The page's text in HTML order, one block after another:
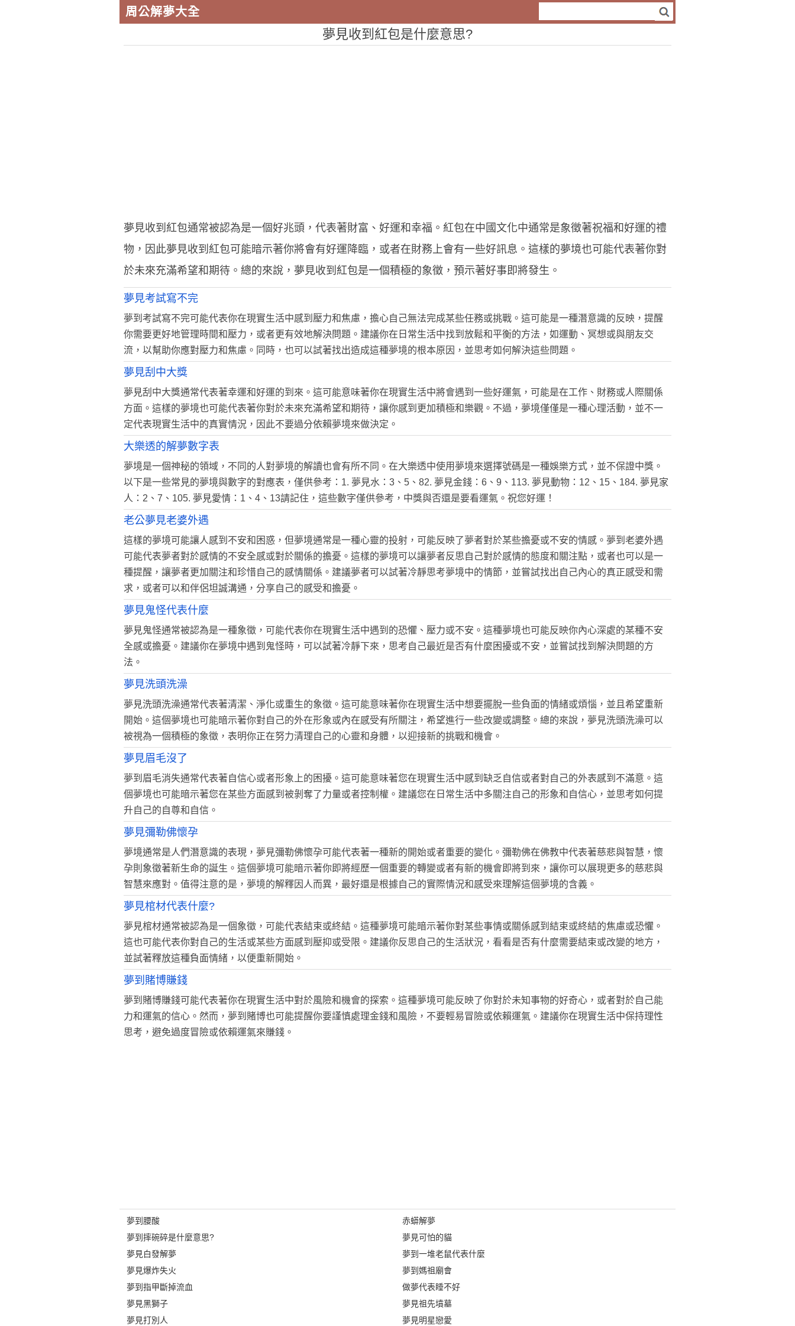
周公解夢大全
夢見收到紅包是什麼意思?
夢見收到紅包通常被認為是一個好兆頭，代表著財富、好運和幸福。紅包在中國文化中通常是象徵著祝福和好運的禮
物，因此夢見收到紅包可能暗示著你將會有好運降臨，或者在財務上會有一些好訊息。這樣的夢境也可能代表著你對
於未來充滿希望和期待。總的來說，夢見收到紅包是一個積極的象徵，預示著好事即將發生。
夢見考試寫不完
夢到考試寫不完可能代表你在現實生活中感到壓力和焦慮，擔心自己無法完成某些任務或挑戰。這可能是一種潛意識的反映，提醒
你需要更好地管理時間和壓力，或者更有效地解決問題。建議你在日常生活中找到放鬆和平衡的方法，如運動、冥想或與朋友交
流，以幫助你應對壓力和焦慮。同時，也可以試著找出造成這種夢境的根本原因，並思考如何解決這些問題。
夢見刮中大獎
夢見刮中大獎通常代表著幸運和好運的到來。這可能意味著你在現實生活中將會遇到一些好運氣，可能是在工作、財務或人際關係
方面。這樣的夢境也可能代表著你對於未來充滿希望和期待，讓你感到更加積極和樂觀。不過，夢境僅僅是一種心理活動，並不一
定代表現實生活中的真實情況，因此不要過分依賴夢境來做決定。
大樂透的解夢數字表
夢境是一個神秘的領域，不同的人對夢境的解讀也會有所不同。在大樂透中使用夢境來選擇號碼是一種娛樂方式，並不保證中獎。
以下是一些常見的夢境與數字的對應表，僅供參考：1. 夢見水：3、5、82. 夢見金錢：6、9、113. 夢見動物：12、15、184. 夢見家
人：2、7、105. 夢見愛情：1、4、13請記住，這些數字僅供參考，中獎與否還是要看運氣。祝您好運！
老公夢見老婆外遇
這樣的夢境可能讓人感到不安和困惑，但夢境通常是一種心靈的投射，可能反映了夢者對於某些擔憂或不安的情感。夢到老婆外遇
可能代表夢者對於感情的不安全感或對於關係的擔憂。這樣的夢境可以讓夢者反思自己對於感情的態度和關注點，或者也可以是一
種提醒，讓夢者更加關注和珍惜自己的感情關係。建議夢者可以試著冷靜思考夢境中的情節，並嘗試找出自己內心的真正感受和需
求，或者可以和伴侶坦誠溝通，分享自己的感受和擔憂。
夢見鬼怪代表什麼
夢見鬼怪通常被認為是一種象徵，可能代表你在現實生活中遇到的恐懼、壓力或不安。這種夢境也可能反映你內心深處的某種不安
全感或擔憂。建議你在夢境中遇到鬼怪時，可以試著冷靜下來，思考自己最近是否有什麼困擾或不安，並嘗試找到解決問題的方
法。
夢見洗頭洗澡
夢見洗頭洗澡通常代表著清潔、淨化或重生的象徵。這可能意味著你在現實生活中想要擺脫一些負面的情緒或煩惱，並且希望重新
開始。這個夢境也可能暗示著你對自己的外在形象或內在感受有所關注，希望進行一些改變或調整。總的來說，夢見洗頭洗澡可以
被視為一個積極的象徵，表明你正在努力清理自己的心靈和身體，以迎接新的挑戰和機會。
夢見眉毛沒了
夢到眉毛消失通常代表著自信心或者形象上的困擾。這可能意味著您在現實生活中感到缺乏自信或者對自己的外表感到不滿意。這
個夢境也可能暗示著您在某些方面感到被剝奪了力量或者控制權。建議您在日常生活中多關注自己的形象和自信心，並思考如何提
升自己的自尊和自信。
夢見彌勒佛懷孕
夢境通常是人們潛意識的表現，夢見彌勒佛懷孕可能代表著一種新的開始或者重要的變化。彌勒佛在佛教中代表著慈悲與智慧，懷
孕則象徵著新生命的誕生。這個夢境可能暗示著你即將經歷一個重要的轉變或者有新的機會即將到來，讓你可以展現更多的慈悲與
智慧來應對。值得注意的是，夢境的解釋因人而異，最好還是根據自己的實際情況和感受來理解這個夢境的含義。
夢見棺材代表什麼?
夢見棺材通常被認為是一個象徵，可能代表結束或終結。這種夢境可能暗示著你對某些事情或關係感到結束或終結的焦慮或恐懼。
這也可能代表你對自己的生活或某些方面感到壓抑或受限。建議你反思自己的生活狀況，看看是否有什麼需要結束或改變的地方，
並試著釋放這種負面情緒，以便重新開始。
夢到賭博賺錢
夢到賭博賺錢可能代表著你在現實生活中對於風險和機會的探索。這種夢境可能反映了你對於未知事物的好奇心，或者對於自己能
力和運氣的信心。然而，夢到賭博也可能提醒你要謹慎處理金錢和風險，不要輕易冒險或依賴運氣。建議你在現實生活中保持理性
思考，避免過度冒險或依賴運氣來賺錢。
夢到腰酸
夢到摔碗碎是什麼意思?
夢見白發解夢
夢見爆炸失火
夢到指甲斷掉流血
夢見黑獅子
夢見打別人
赤蟒解夢
夢見可怕的貓
夢到一堆老鼠代表什麼
夢到媽祖廟會
做夢代表睡不好
夢見祖先墳墓
夢見明星戀愛